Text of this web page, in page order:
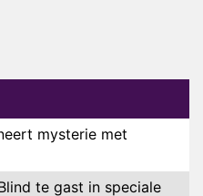
mysterie met
te gast in speciale